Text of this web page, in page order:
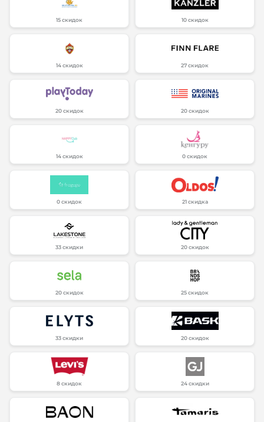
15 скидок 10 скидок
14 скидок 27 скидок
20 скидок 20 скидок
14 скидок 0 скидок
0 скидок 21 скидка
33 скидки 20 скидок
20 скидок 25 скидок
33 скидки 20 скидок
8 скидок 24 скидки